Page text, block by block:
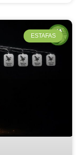
ESTAFAS